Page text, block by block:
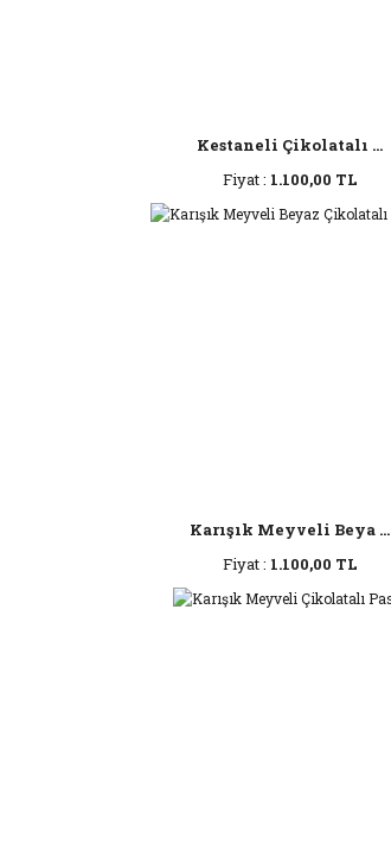
Kestaneli Çikolatalı ...
Fiyat : 1.100,00 TL
Karışık Meyveli Beya ...
Fiyat : 1.100,00 TL